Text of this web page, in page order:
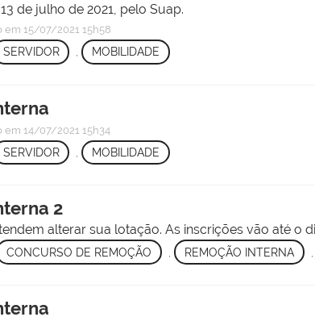
de julho de 2021, pelo Suap.
em 15/07/2021 15h58
SERVIDOR , MOBILIDADE
em 14/07/2021 15h34
SERVIDOR , MOBILIDADE
2
alterar sua lotação. As inscrições vão até o
CONCURSO DE REMOÇÃO REMOÇÃO INTERNA